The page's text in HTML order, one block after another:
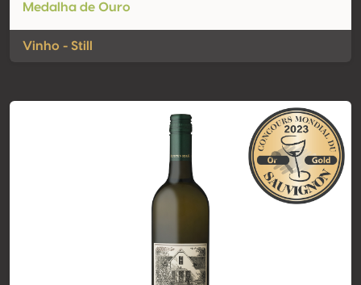
Medalha de Ouro
Vinho - Still